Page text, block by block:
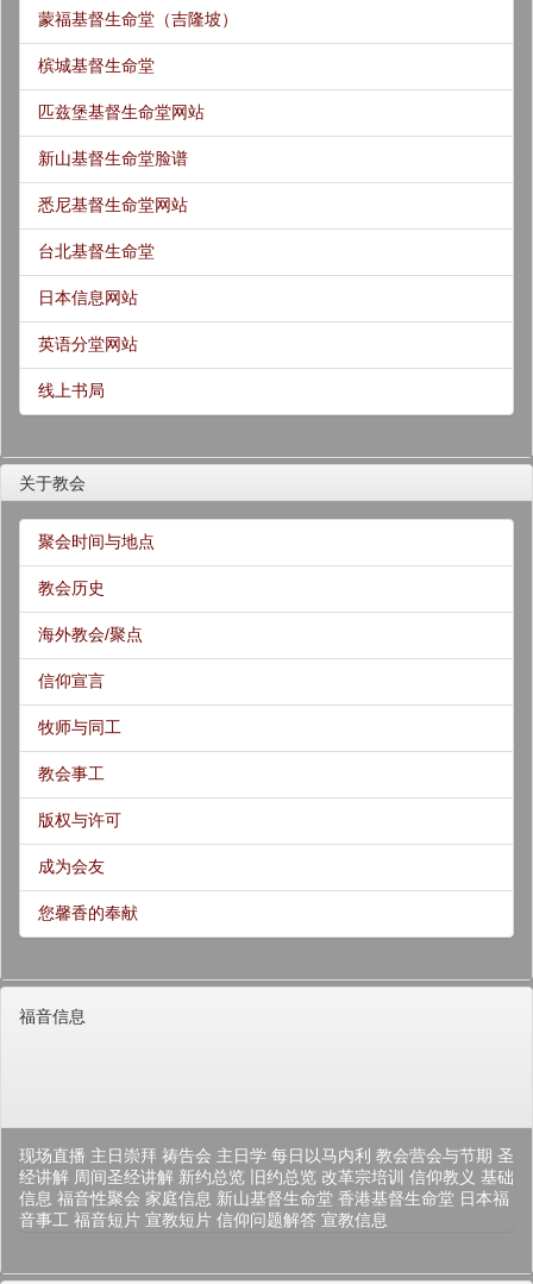
蒙福基督生命堂（吉隆坡）
槟城基督生命堂
匹兹堡基督生命堂网站
新山基督生命堂脸谱
悉尼基督生命堂网站
台北基督生命堂
日本信息网站
英语分堂网站
线上书局
关于教会
聚会时间与地点
教会历史
海外教会/聚点
信仰宣言
牧师与同工
教会事工
版权与许可
成为会友
您馨香的奉献
福音信息
现场直播 主日崇拜 祷告会 主日学 每日以马内利 教会营会与节期 圣
经讲解 周间圣经讲解 新约总览 旧约总览 改革宗培训 信仰教义 基础
信息 福音性聚会 家庭信息 新山基督生命堂 香港基督生命堂 日本福
音事工 福音短片 宣教短片 信仰问题解答 宣教信息